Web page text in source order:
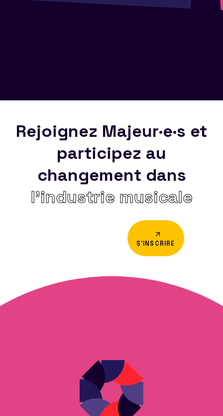
Rejoignez Majeur·e·s et
participez au
changement dans
l’industrie musicale
S'INSCRIRE